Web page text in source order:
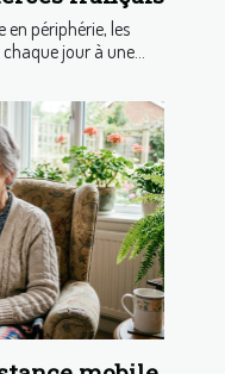
en périphérie, les
jour à une...